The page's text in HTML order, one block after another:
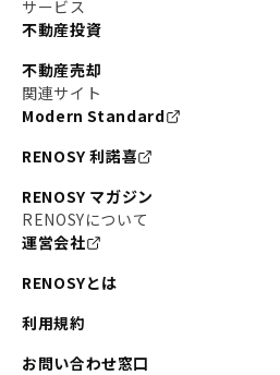
サービス
不動産投資
不動産売却
関連サイト
Modern Standard
RENOSY 利諾喜
RENOSY マガジン
RENOSYについて
運営会社
RENOSYとは
利用規約
お問い合わせ窓口